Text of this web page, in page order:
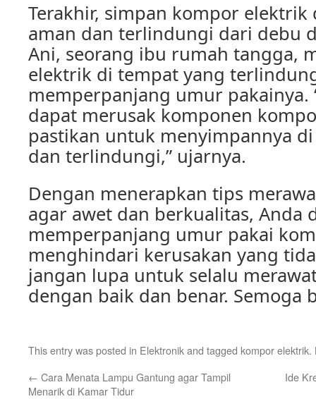
Terakhir, simpan kompor
aman dan terlindungi dari debu
Ani, seorang ibu rumah tangga,
elektrik di tempat yang
memperpanjang umur pakainya.
dapat merusak komponen
pastikan untuk menyimpannya
dan terlindungi,” ujarnya.
Dengan menerapkan tips
agar awet dan berkualitas, Anda
memperpanjang umur pakai
menghindari kerusakan yang
jangan lupa untuk selalu
dengan baik dan benar. Semoga
This entry was posted in Elektronikand tagged kompor elektrik.
← Cara Menata Lampu Gantung agar Tampil
Menarik di Kamar Tidur
Ide